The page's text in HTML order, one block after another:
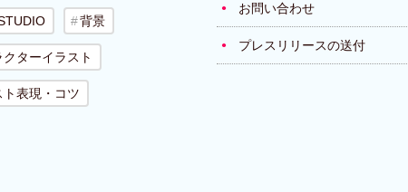
背景
ターイラスト
ト表現・コツ
お問い合わせ
プレスリリースの送付